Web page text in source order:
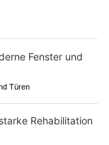
Türen